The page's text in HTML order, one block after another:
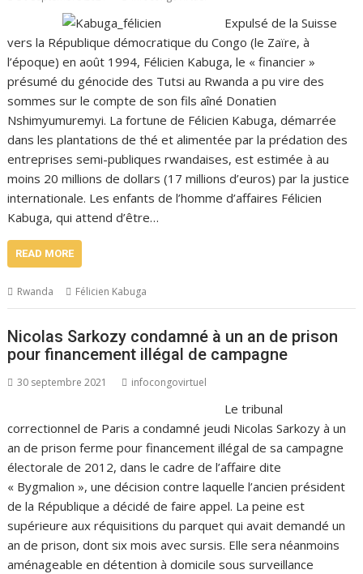
Expulsé de la Suisse
vers la République démocratique du Congo (le Zaïre, à
l’époque) en août 1994, Félicien Kabuga, le « financier »
présumé du génocide des Tutsi au Rwanda a pu vire des
sommes sur le compte de son fils aîné Donatien
Nshimyumuremyi. La fortune de Félicien Kabuga, démarrée
dans les plantations de thé et alimentée par la prédation des
entreprises semi-publiques rwandaises, est estimée à au
moins 20 millions de dollars (17 millions d’euros) par la justice
internationale. Les enfants de l’homme d’affaires Félicien
Kabuga, qui attend d’être…
READ MORE
Rwanda Félicien Kabuga
Nicolas Sarkozy condamné à un an de prison
pour financement illégal de campagne
30 septembre 2021 infocongovirtuel
Le tribunal
correctionnel de Paris a condamné jeudi Nicolas Sarkozy à un
an de prison ferme pour financement illégal de sa campagne
électorale de 2012, dans le cadre de l’affaire dite
« Bygmalion », une décision contre laquelle l’ancien président
de la République a décidé de faire appel. La peine est
supérieure aux réquisitions du parquet qui avait demandé un
an de prison, dont six mois avec sursis. Elle sera néanmoins
aménageable en détention à domicile sous surveillance